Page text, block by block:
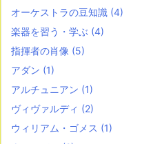
オーケストラの豆知識 (4)
楽器を習う・学ぶ (4)
指揮者の肖像 (5)
アダン (1)
アルチュニアン (1)
ヴィヴァルディ (2)
ウィリアム・ゴメス (1)